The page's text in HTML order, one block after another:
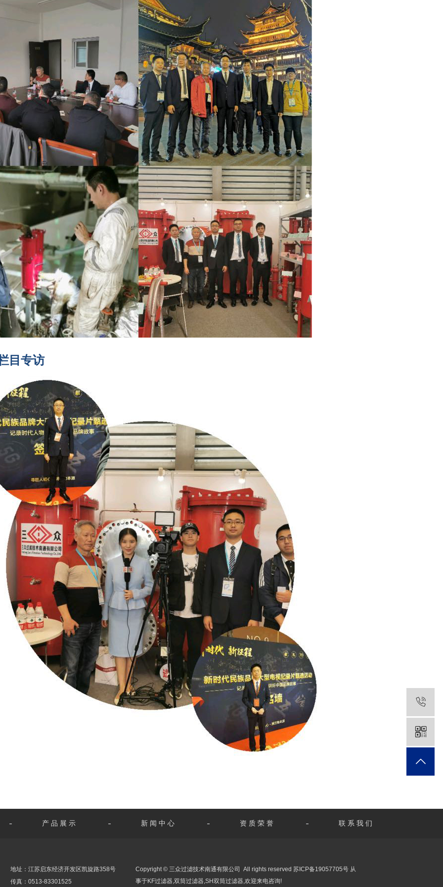
目专访
产品展示 新闻中心 资质荣誉 联系我们
地址：江苏启东经济开发区凯旋路358号
传真：0513-83301525
Copyright © 三众过滤技术南通有限公司 All rights reserved 苏ICP备19057705号 从
事于KF过滤器,双筒过滤器,SH双筒过滤器,欢迎来电咨询!